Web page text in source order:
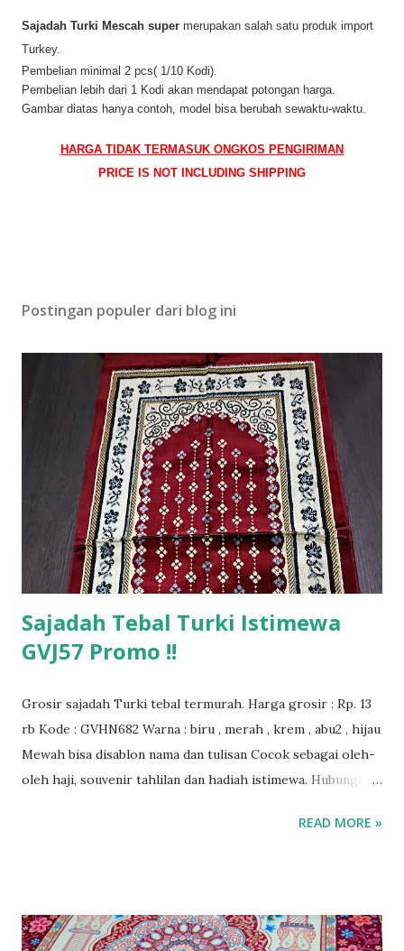
Sajadah Turki Mescah super merupakan salah satu produk import
Turkey.
Pembelian minimal 2 pcs( 1/10 Kodi).
Pembelian lebih dari 1 Kodi akan mendapat potongan harga.
Gambar diatas hanya contoh, model bisa berubah sewaktu-waktu.
HARGA TIDAK TERMASUK ONGKOS PENGIRIMAN
PRICE IS NOT INCLUDING SHIPPING
Postingan populer dari blog ini
Sajadah Tebal Turki Istimewa
GVJ57 Promo !!
Grosir sajadah Turki tebal termurah. Harga grosir : Rp. 13
rb Kode : GVHN682 Warna : biru , merah , krem , abu2 , hijau
Mewah bisa disablon nama dan tulisan Cocok sebagai oleh-
oleh haji, souvenir tahlilan dan hadiah istimewa. Hubungi
READ MORE »